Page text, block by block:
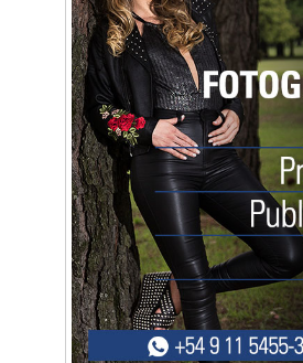
Artística ApasionArte
Artística Catalina
Artística Veral
BAIC Ramos Mejía
Brisé Estudio de Danzas